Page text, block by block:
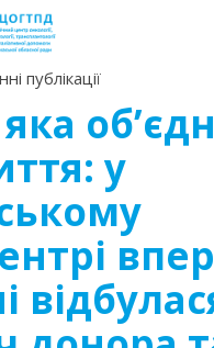
публікації
у